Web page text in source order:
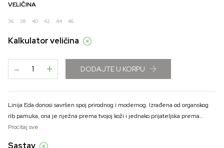
VELIČINA
36 38 40 42 44 46
Kalkulator veličina
- + DODAJTE U KORPU
Linija Eda donosi savršen spoj prirodnog i modernog. Izrađena od organskog
rib pamuka, ona je nježna prema tvojoj koži i jednako prijateljska prema
prirodi. Dostupna u tonovima aqua i teget, kolekcija obuhvata osnovne
Procitaj sve